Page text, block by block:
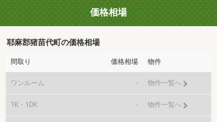
価格相場
耶麻郡猪苗代町の価格相場
間取り 価格相場 物件
ワンルーム - 物件一覧へ
1K・1DK - 物件一覧へ